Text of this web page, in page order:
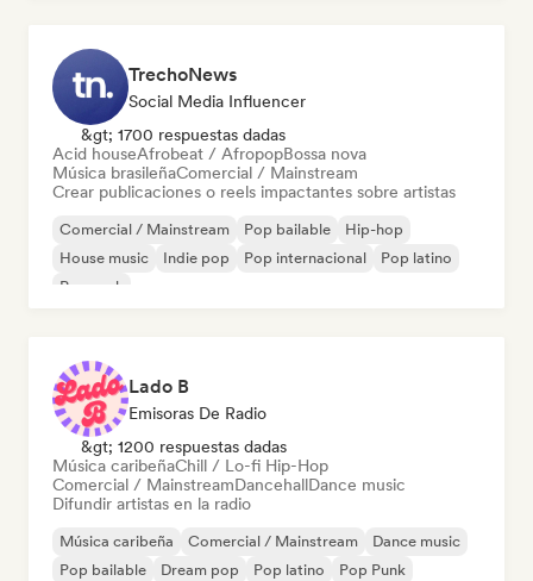
TrechoNews
Social Media Influencer
&gt; 1700 respuestas dadas
Acid houseAfrobeat / AfropopBossa nova
Música brasileñaComercial / Mainstream
Crear publicaciones o reels impactantes sobre artistas
Comercial / Mainstream Pop bailable
Hip-hop
House music
Indie pop Pop internacional
Pop latino
Pop rock
Lado B
Emisoras De Radio
&gt; 1200 respuestas dadas
Música caribeñaChill / Lo-fi Hip-Hop
Comercial / MainstreamDancehallDance music
Difundir artistas en la radio
Música caribeña Comercial / Mainstream
Dance music
Pop bailable
Dream pop Pop latino
Pop Punk